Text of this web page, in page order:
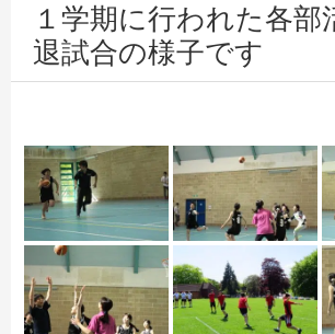
１学期に行われた各部
退試合の様子です